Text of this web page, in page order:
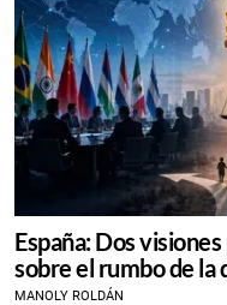
España: Dos
sobre el rumbo de la
MANOLY ROLDÁN